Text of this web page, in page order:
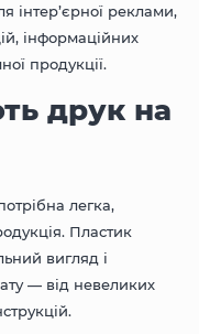
інтер’єрної реклами,
інформаційних
продукції.
друк на
легка,
Пластик
вигляд і
— від невеликих